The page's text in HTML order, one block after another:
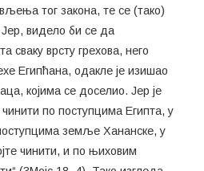
тог закона, те се (тако)
видело би се да
сваку врсту грехова, него
Египћана, одакле је изишао
којима се доселио. Јер је
по поступцима Египта, у
земље Хананске, у
чинити, и по њиховим